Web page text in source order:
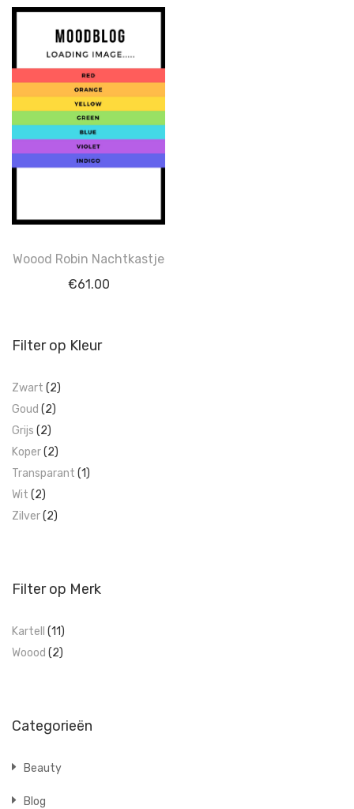
Woood Robin Nachtkastje
€61.00
Filter op Kleur
Zwart (2)
Goud (2)
Grijs (2)
Koper(2)
Transparant (1)
Wit (2)
Zilver(2)
Filter op Merk
Kartell (11)
Woood (2)
Categorieën
Beauty
Blog